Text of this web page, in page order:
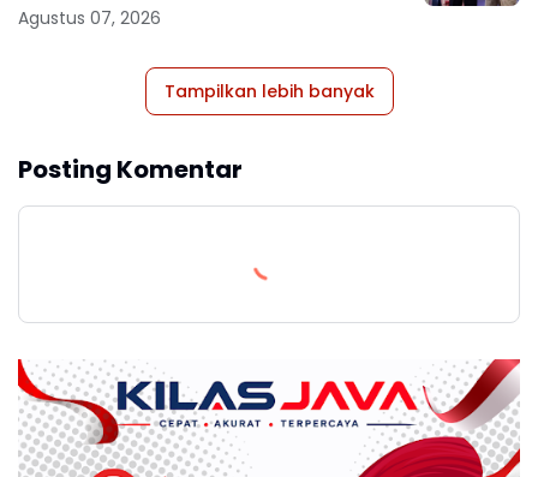
Agustus 07, 2026
Tampilkan lebih banyak
Posting Komentar